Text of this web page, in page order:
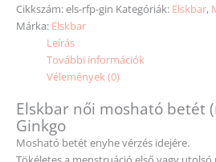
Cikkszám:els-rfp-gin Kategóriák: Elskbar,
Márka: Elskbar
Leírás
További információk
Vélemények (0)
Elskbar női mosható betét
Ginkgo
Mosható betét enyhe vérzés idejére.